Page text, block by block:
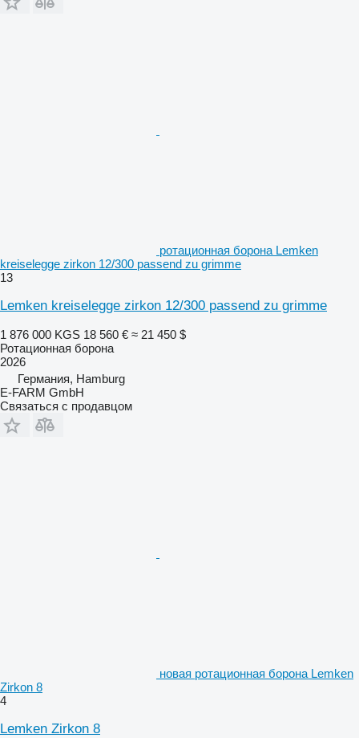
ротационная борона Lemken
kreiselegge zirkon 12/300 passend zu grimme
13
Lemken kreiselegge zirkon 12/300 passend zu grimme
1 876 000 KGS 18 560 € ≈ 21 450 $
Ротационная борона
2026
Германия, Hamburg
E-FARM GmbH
Связаться с продавцом
новая ротационная борона Lemken
Zirkon 8
4
Lemken Zirkon 8